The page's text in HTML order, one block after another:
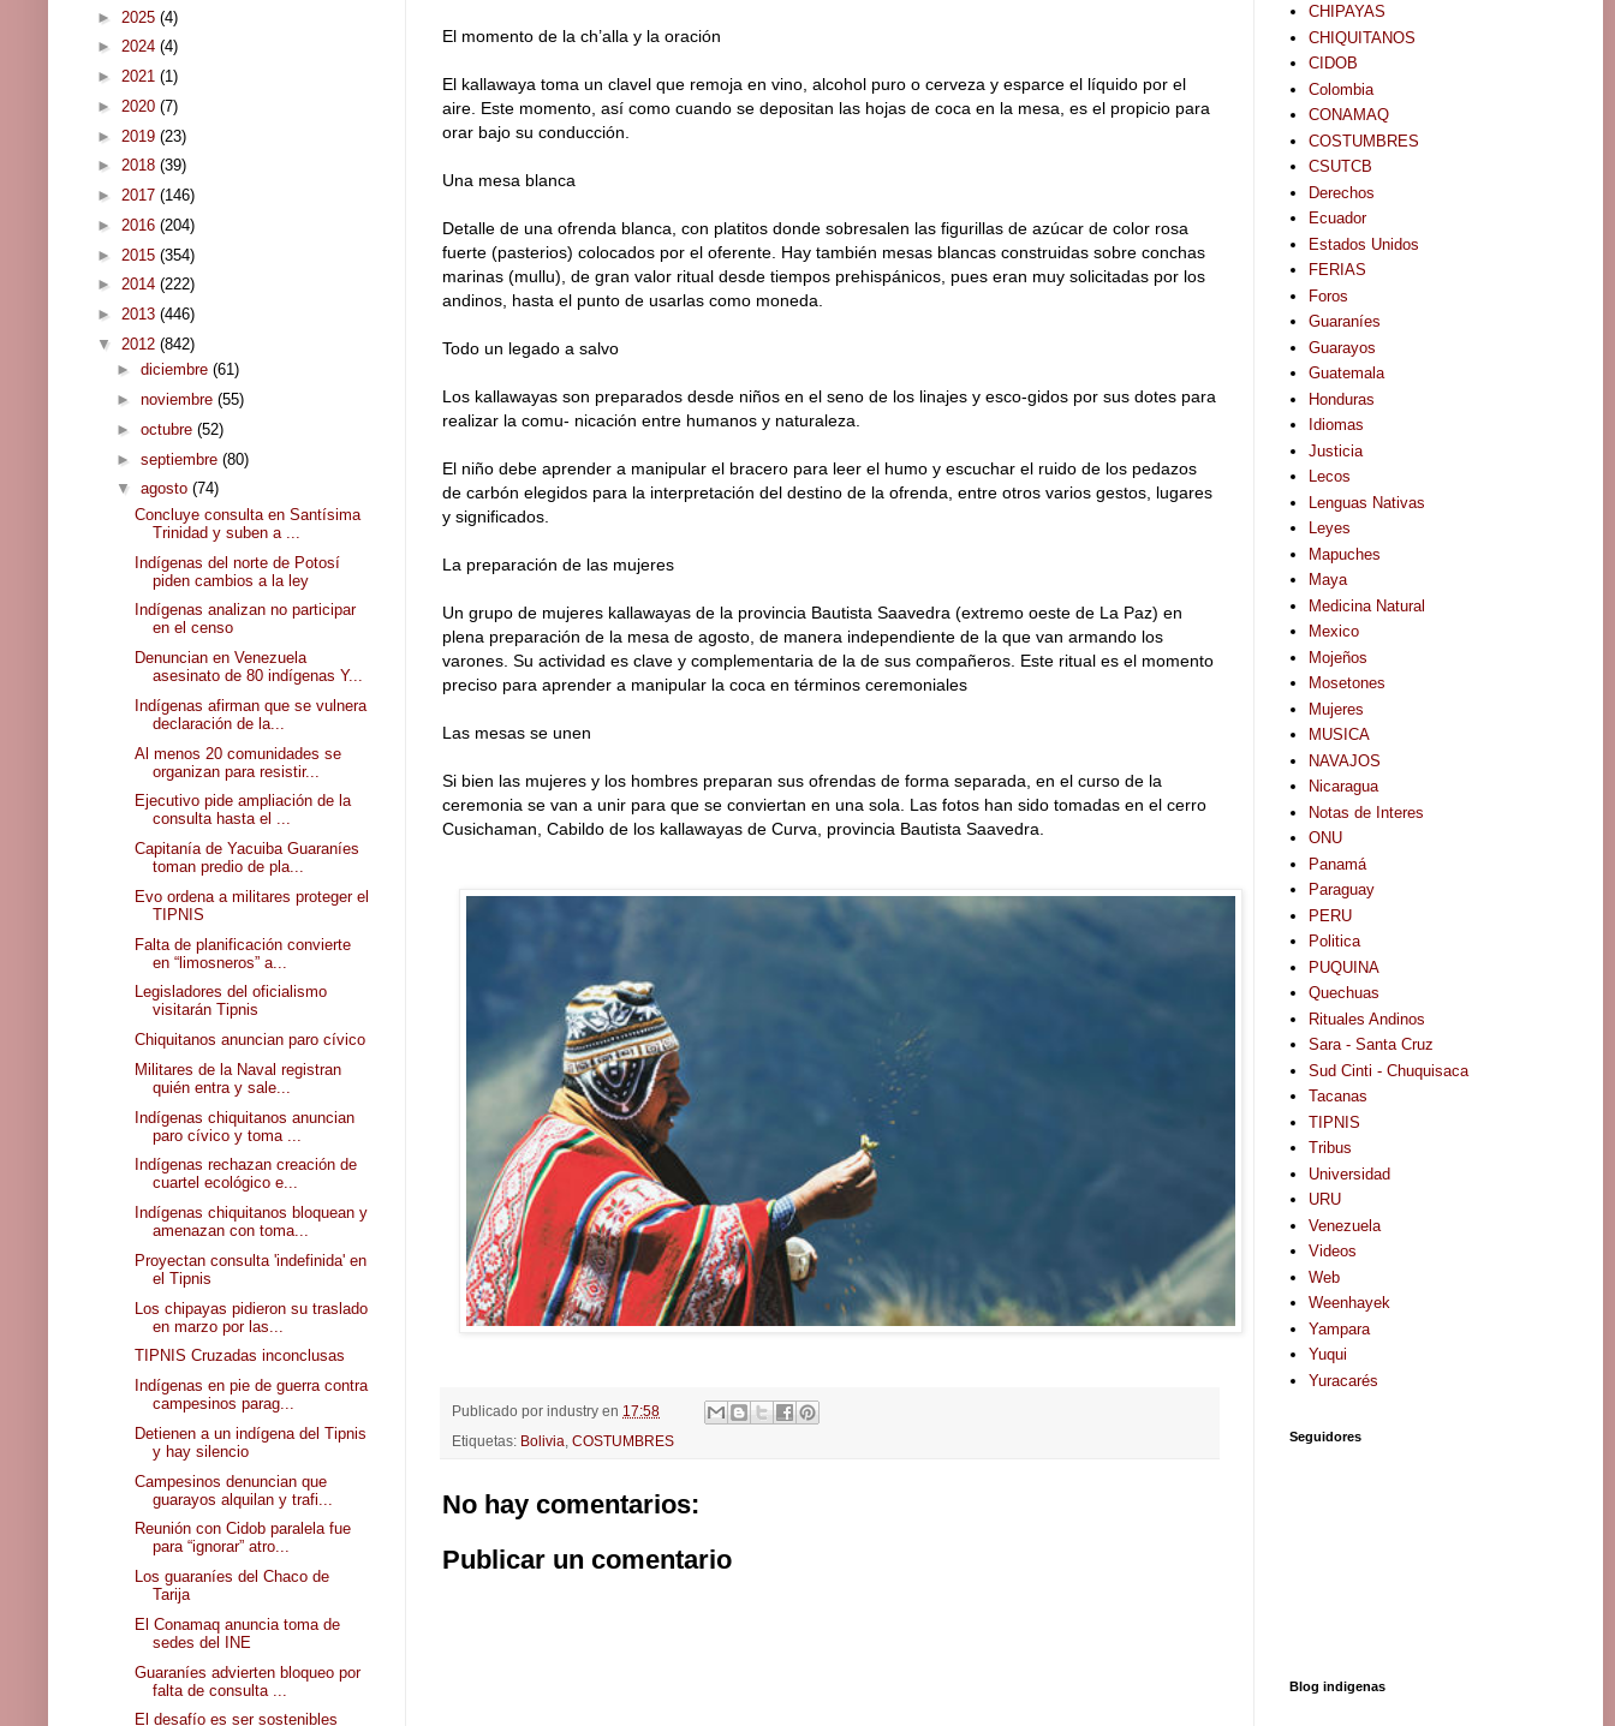
El momento de la ch’alla y la oración
El kallawaya toma un clavel que remoja en vino, alcohol puro o cerveza y esparce el líquido por el
aire. Este momento, así como cuando se depositan las hojas de coca en la mesa, es el propicio para
orar bajo su conducción.
Una mesa blanca
Detalle de una ofrenda blanca, con platitos donde sobresalen las figurillas de azúcar de color rosa
fuerte (pasterios) colocados por el oferente. Hay también mesas blancas construidas sobre conchas
marinas (mullu), de gran valor ritual desde tiempos prehispánicos, pues eran muy solicitadas por los
andinos, hasta el punto de usarlas como moneda.
Todo un legado a salvo
Los kallawayas son preparados desde niños en el seno de los linajes y esco-gidos por sus dotes para
realizar la comu- nicación entre humanos y naturaleza.
El niño debe aprender a manipular el bracero para leer el humo y escuchar el ruido de los pedazos
de carbón elegidos para la interpretación del destino de la ofrenda, entre otros varios gestos, lugares
y significados.
La preparación de las mujeres
Un grupo de mujeres kallawayas de la provincia Bautista Saavedra (extremo oeste de La Paz) en
plena preparación de la mesa de agosto, de manera independiente de la que van armando los
varones. Su actividad es clave y complementaria de la de sus compañeros. Este ritual es el momento
preciso para aprender a manipular la coca en términos ceremoniales
Las mesas se unen
Si bien las mujeres y los hombres preparan sus ofrendas de forma separada, en el curso de la
ceremonia se van a unir para que se conviertan en una sola. Las fotos han sido tomadas en el cerro
Cusichaman, Cabildo de los kallawayas de Curva, provincia Bautista Saavedra.
Publicado por industry en 17:58
Etiquetas: Bolivia COSTUMBRES
No hay comentarios:
Publicar un comentario
► 2025 (4)
► 2024 (4)
► 2021 (1)
► 2020 (7)
► 2019 (23)
► 2018 (39)
► 2017 (146)
► 2016 (204)
► 2015 (354)
► 2014 (222)
► 2013 (446)
▼ 2012 (842)
► diciembre (61)
► noviembre (55)
► octubre (52)
► septiembre (80)
▼ agosto (74)
Concluye consulta en Santísima
Trinidad y suben a ...
Indígenas del norte de Potosí
piden cambios a la ley
Indígenas analizan no participar
en el censo
Denuncian en Venezuela
asesinato de 80 indígenas Y...
Indígenas afirman que se vulnera
declaración de la...
Al menos 20 comunidades se
organizan para resistir...
Ejecutivo pide ampliación de la
consulta hasta el ...
Capitanía de Yacuiba Guaraníes
toman predio de pla...
Evo ordena a militares proteger el
TIPNIS
Falta de planificación convierte
en “limosneros” a...
Legisladores del oficialismo
visitarán Tipnis
Chiquitanos anuncian paro cívico
Militares de la Naval registran
quién entra y sale...
Indígenas chiquitanos anuncian
paro cívico y toma ...
Indígenas rechazan creación de
cuartel ecológico e...
Indígenas chiquitanos bloquean y
amenazan con toma...
Proyectan consulta 'indefinida' en
el Tipnis
Los chipayas pidieron su traslado
en marzo por las...
TIPNIS Cruzadas inconclusas
Indígenas en pie de guerra contra
campesinos parag...
Detienen a un indígena del Tipnis
y hay silencio
Campesinos denuncian que
guarayos alquilan y trafi...
Reunión con Cidob paralela fue
para “ignorar” atro...
Los guaraníes del Chaco de
Tarija
El Conamaq anuncia toma de
sedes del INE
Guaraníes advierten bloqueo por
falta de consulta ...
El desafío es ser sostenibles
CHIPAYAS
CHIQUITANOS
CIDOB
Colombia
CONAMAQ
COSTUMBRES
CSUTCB
Derechos
Ecuador
Estados Unidos
FERIAS
Foros
Guaraníes
Guarayos
Guatemala
Honduras
Idiomas
Justicia
Lecos
Lenguas Nativas
Leyes
Mapuches
Maya
Medicina Natural
Mexico
Mojeños
Mosetones
Mujeres
MUSICA
NAVAJOS
Nicaragua
Notas de Interes
ONU
Panamá
Paraguay
PERU
Politica
PUQUINA
Quechuas
Rituales Andinos
Sara - Santa Cruz
Sud Cinti - Chuquisaca
Tacanas
TIPNIS
Tribus
Universidad
URU
Venezuela
Videos
Web
Weenhayek
Yampara
Yuqui
Yuracarés
Seguidores
Blog indigenas